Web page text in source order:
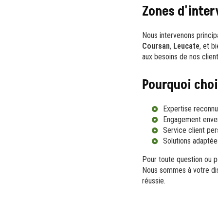
Zones
Nous intervenons
Coursan, Leucate, et
aux besoins de nos
Pourquoi
Expertise
Engagement
Service client
Solutions
Pour toute question ou
Nous sommes à votre
réussie.